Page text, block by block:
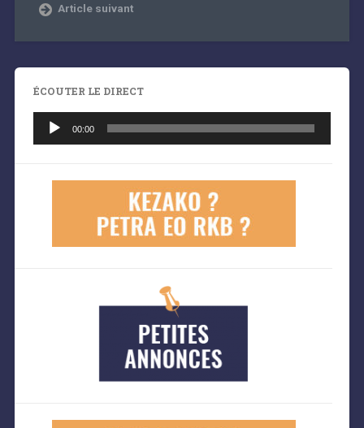
Article suivant
ÉCOUTER LE DIRECT
audio
00:00